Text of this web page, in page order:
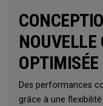
NOUVELLE
Des performances
grâce à une